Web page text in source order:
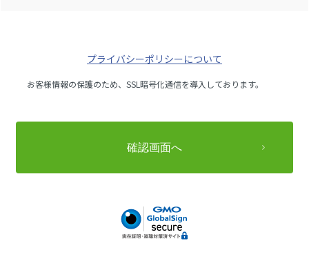
プライバシーポリシーについて
お客様情報の保護のため、SSL暗号化通信を導入しております。